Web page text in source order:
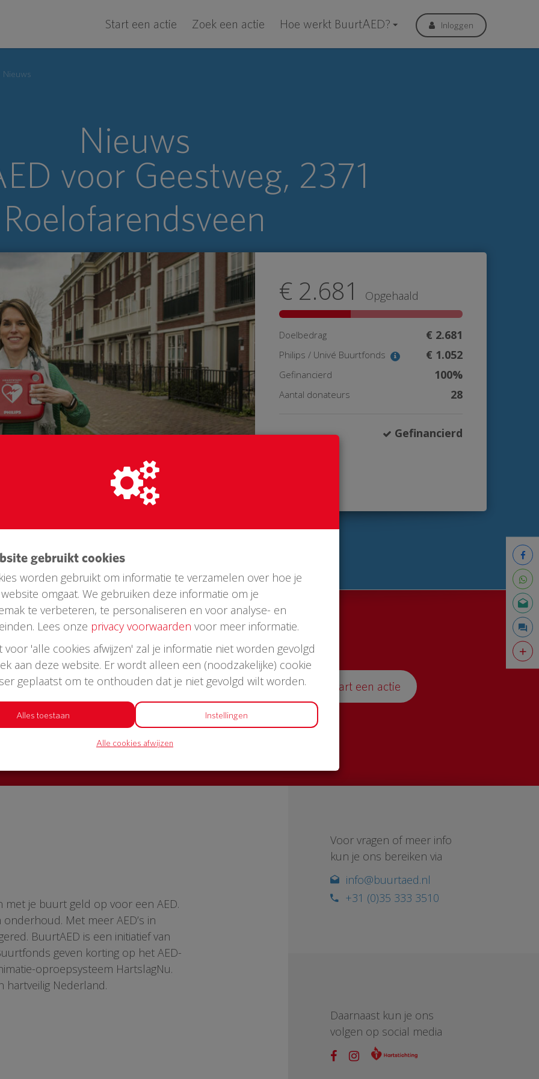
Start een actie Zoek een actie Hoe werkt BuurtAED? Inloggen
Nieuws
Nieuws
voor Geestweg, 2371
Roelofarendsveen
€ 2.681 Opgehaald
Doelbedrag € 2.681
Philips / Univé Buurtfonds € 1.052
Gefinancierd 100%
Aantal donateurs 28
Gefinancierd
in jouw straat?
een AED + buitenkast met korting
Start een actie
met je buurt geld op voor een AED.
Met meer AED’s in
BuurtAED is een initiatief van
geven korting op het AED-
oproepsysteem HartslagNu.
hartveilig Nederland.
Voor vragen of meer info
kun je ons bereiken via
info@buurtaed.nl
+31 (0)35 333 3510
Daarnaast kun je ons
volgen op social media
gebruikt cookies
worden gebruikt om informatie te verzamelen over hoe je
omgaat. We gebruiken deze informatie om je
te verbeteren, te personaliseren en voor analyse- en
Lees onze privacy voorwaarden voor meer informatie.
voor 'alle cookies afwijzen' zal je informatie niet worden gevolgd
aan deze website. Er wordt alleen een (noodzakelijke) cookie
geplaatst om te onthouden dat je niet gevolgd wilt worden.
Alles toestaan Instellingen
Alle cookies afwijzen